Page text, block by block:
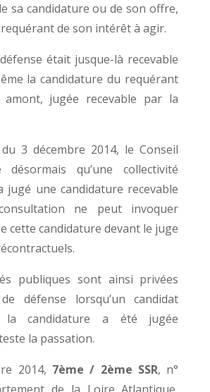
sa candidature ou de son offre,
de son intérêt à agir.
était jusque-là recevable
la candidature du requérant
jugée recevable par la
3 décembre 2014, le Conseil
désormais qu’une collectivité
jugé une candidature recevable
ne peut invoquer
cette candidature devant le juge
publiques sont ainsi privées
défense lorsqu’un candidat
la candidature a été jugée
la passation.
2014, 7ème / 2ème SSR, n°